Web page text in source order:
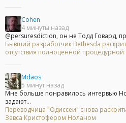
Cohen
4 минуты назад
@persuresdiction, он не Тодд Говард,
Бывший разработчик Bethesda
отсутствия полноценной
Mdaos
5 минут назад
Мне больше понравилось интервью
задают...
Переводчица "Одиссеи" снова
Зевса Кристофером Ноланом